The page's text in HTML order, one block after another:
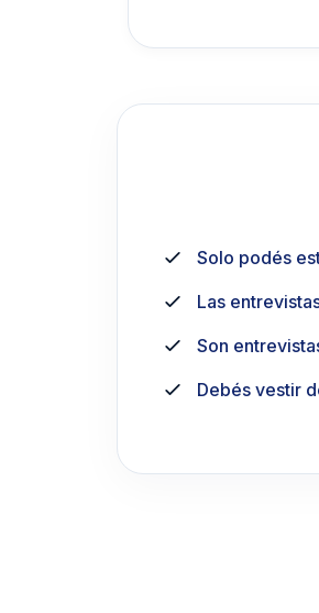
Solo podés
Las
Son
Debés vestir